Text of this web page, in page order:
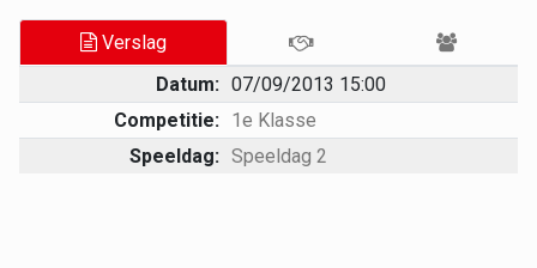
Verslag
Datum: 07/09/2013 15:00
Competitie: 1e Klasse
Speeldag: Speeldag 2